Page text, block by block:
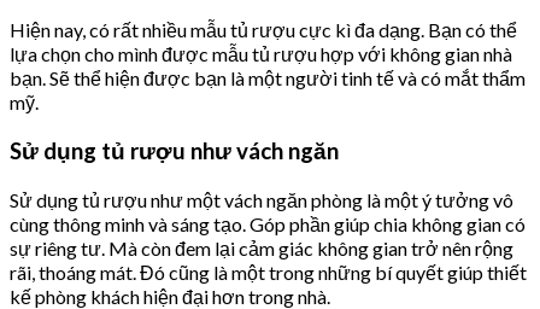
Hiện nay, có rất nhiều mẫu tủ rượu cực kì đa dạng. Bạn có thể
lựa chọn cho mình được mẫu tủ rượu hợp với không gian nhà
bạn. Sẽ thể hiện được bạn là một người tinh tế và có mắt thẩm
mỹ.
Sử dụng tủ rượu như vách ngăn
Sử dụng tủ rượu như một vách ngăn phòng là một ý tưởng vô
cùng thông minh và sáng tạo. Góp phần giúp chia không gian có
sự riêng tư. Mà còn đem lại cảm giác không gian trở nên rộng
rãi, thoáng mát. Đó cũng là một trong những bí quyết giúp thiết
kế phòng khách hiện đại hơn trong nhà.